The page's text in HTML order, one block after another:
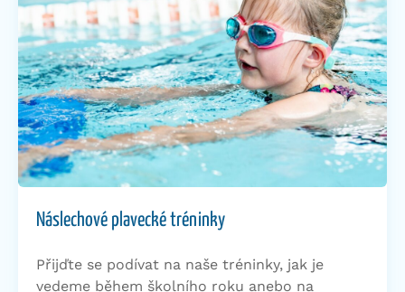
Náslechové plavecké tréninky
Přijďte se podívat na naše tréninky, jak je
vedeme během školního roku anebo na